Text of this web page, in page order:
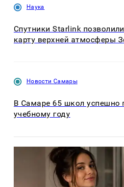
Наука
Спутники Starlink
карту верхней атмосферы
Новости Самары
В Самаре 65 школ успешно
учебному году